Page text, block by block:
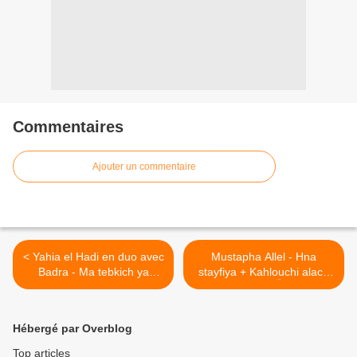
Commentaires
Ajouter un commentaire
< Yahia el Hadi en duo avec
Badra - Ma tebkich ya
Djamila يحيى الهادي مع بدرة ـ
Mustapha Allel - Hna
stayfiya + Kahlouchi alach
bayat barra مصطفى علّال ـ
Hébergé par Overblog
Top articles